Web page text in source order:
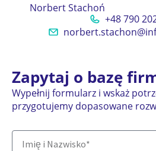
Norbert Stachoń
+48 790
Zapytaj o bazę
Wypełnij formularz i wskaż
przygotujemy dopasowane